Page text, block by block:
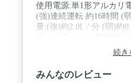
使用電源:単1形アルカリ
(強)連続運転 約16時間 (
量:(強)約2.0L / 分 (弱)約
80 x 高さ148 x 奥行 続き
みんなのレビュー